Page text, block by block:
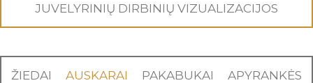
JUVELYRINIŲ DIRBINIŲ VIZUALIZACIJOS
ŽIEDAI AUSKARAI PAKABUKAI
APYRANKĖS